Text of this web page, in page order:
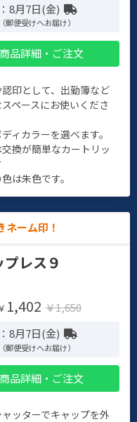
8月7日(金)
郵便受けへお届け）
商品詳細・ご注文
印として、出勤簿など
ペースにお使いくださ
ィカラーを選べます。
換が簡単なカートリッ
は朱色です。
ネーム印！
プレス９
1,402 ￥1,650
8月7日(金)
郵便受けへお届け）
商品詳細・ご注文
ッターでキャップを外